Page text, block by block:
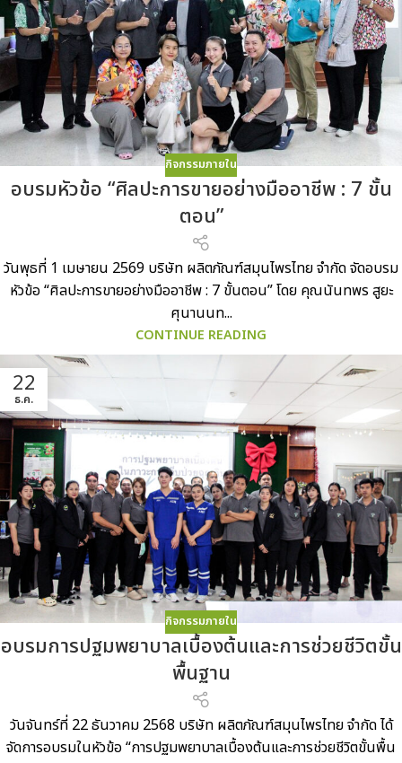
กิจกรรมภายใน
อบรมหัวข้อ “ศิลปะการขายอย่างมืออาชีพ : 7 ขั้น
ตอน”
วันพุธที่ 1 เมษายน 2569 บริษัท ผลิตภัณฑ์สมุนไพรไทย จำกัด จัดอบรม
หัวข้อ “ศิลปะการขายอย่างมืออาชีพ : 7 ขั้นตอน” โดย คุณนันทพร สูยะ
ศุนานนท...
CONTINUE READING
22
ธ.ค.
กิจกรรมภายใน
อบรมการปฐมพยาบาลเบื้องต้นและการช่วยชีวิตขั้น
พื้นฐาน
วันจันทร์ที่ 22 ธันวาคม 2568 บริษัท ผลิตภัณฑ์สมุนไพรไทย จำกัด ได้
จัดการอบรมในหัวข้อ “การปฐมพยาบาลเบื้องต้นและการช่วยชีวิตขั้นพื้น